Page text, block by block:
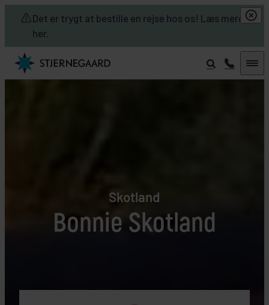
Det er trygt at bestille en rejse hos os! Læs mere
her.
Skip to main content
Skotland
Bonnie Skotland